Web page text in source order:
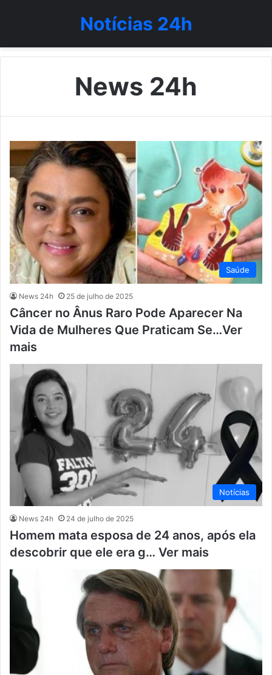
Notícias 24h
News 24h
Saúde
News 24h 25 de julho de 2025
Câncer no Ânus Raro Pode Aparecer Na
Vida de Mulheres Que Praticam Se…Ver
mais
Notícias
News 24h 24 de julho de 2025
Homem mata esposa de 24 anos, após ela
descobrir que ele era g… Ver mais